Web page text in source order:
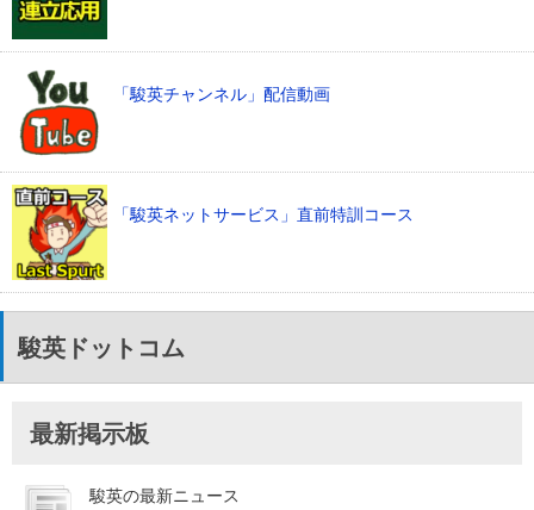
「駿英チャンネル」配信動画
「駿英ネットサービス」直前特訓コース
駿英ドットコム
最新掲示板
駿英の最新ニュース